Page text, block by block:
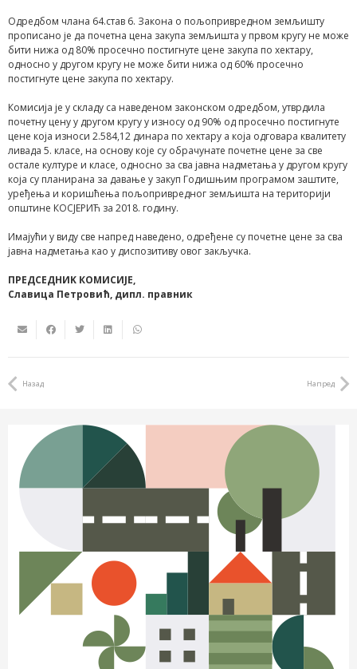
Одредбом члана 64.став 6. Закона о пољопривредном земљишту
прописано је да почетна цена закупа земљишта у првом кругу не може
бити нижа од 80% просечно постигнуте цене закупа по хектару,
односно у другом кругу не може бити нижа од 60% просечно
постигнуте цене закупа по хектару.
Комисија је у складу са наведеном законском одредбом, утврдила
почетну цену у другом кругу у износу од 90% од проcечно постигнуте
цене која износи 2.584,12 динара по хектару а која одговара квалитету
ливада 5. класе, на основу које су обрачунате почетне цене за све
остале културе и класе, односно за сва јавна надметања у другом кругу
која су планирана за давање у закуп Годишњим програмом заштите,
уређења и коришћења пољопривредног земљишта на територији
општине КОСЈЕРИЋ за 2018. годину.
Имајући у виду све напред наведено, одређене су почетне цене за сва
јавна надметања као у диспозитиву овог закључка.
ПРЕДСЕДНИK КОМИСИЈЕ,
Славица Петровић, дипл. правник
Назад Напред